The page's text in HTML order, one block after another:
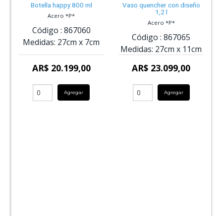
Botella happy 800 ml
Acero *P*
Código : 867060
Medidas: 27cm x 7cm
AR$ 20.199,00
Agregar
Vaso quencher con diseño
1,2 l
Acero *P*
Código : 867065
Medidas: 27cm x 11cm
AR$ 23.099,00
Agregar